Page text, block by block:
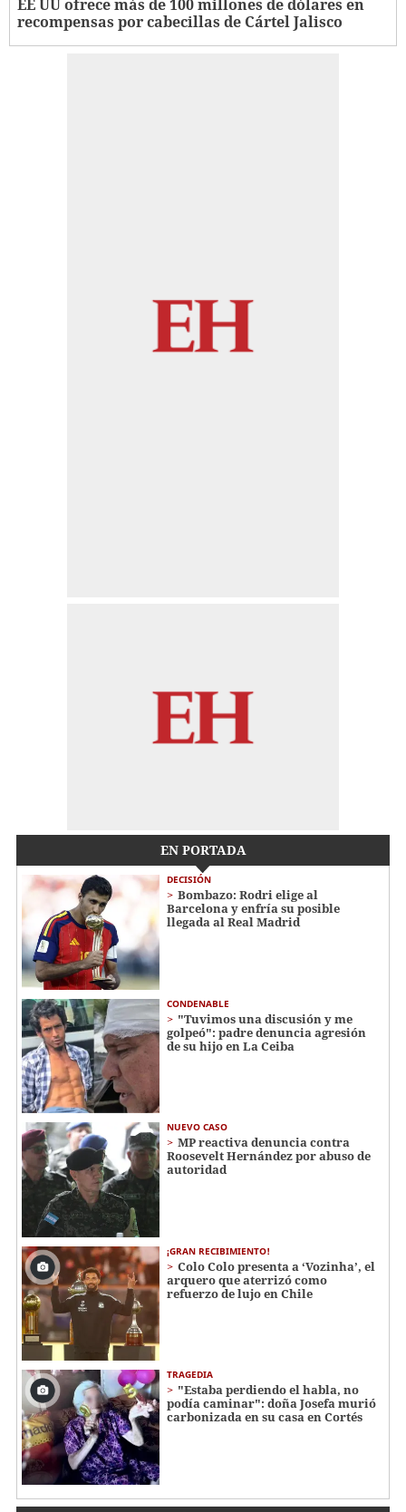
EE UU ofrece más de 100 millones de dólares en
recompensas por cabecillas de Cártel Jalisco
EN PORTADA
DECISIÓN
Bombazo: Rodri elige al
Barcelona y enfría su posible
llegada al Real Madrid
CONDENABLE
"Tuvimos una discusión y me
golpeó": padre denuncia agresión
de su hijo en La Ceiba
NUEVO CASO
MP reactiva denuncia contra
Roosevelt Hernández por abuso de
autoridad
¡GRAN RECIBIMIENTO!
Colo Colo presenta a ‘Vozinha’, el
arquero que aterrizó como
refuerzo de lujo en Chile
TRAGEDIA
"Estaba perdiendo el habla, no
podía caminar": doña Josefa murió
carbonizada en su casa en Cortés